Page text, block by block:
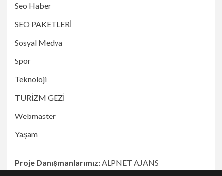
Seo Haber
SEO PAKETLERİ
Sosyal Medya
Spor
Teknoloji
TURİZM GEZİ
Webmaster
Yaşam
Proje Danışmanlarımız: ALPNET AJANS